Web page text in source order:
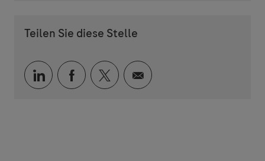
Teilen Sie diese Stelle
Über LinkedIn teilen
Über Facebook teilen
Über Twitter teilen
Per E-Mail teilen